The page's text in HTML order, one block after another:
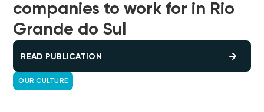
companies to work for in Rio
Grande do Sul
READ PUBLICATION
OUR CULTURE